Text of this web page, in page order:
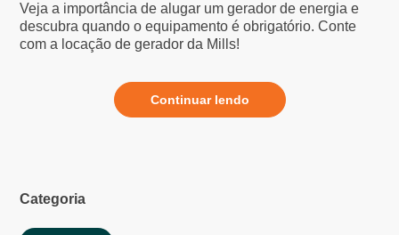
Categoria
Veja a importância de alugar um gerador de energia e
descubra quando o equipamento é obrigatório. Conte
com a locação de gerador da Mills!
Continuar lendo